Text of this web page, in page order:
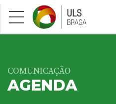
Saltar para conteúdo principal
COMUNICAÇÃO
AGENDA